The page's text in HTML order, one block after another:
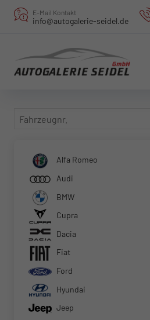
E-Mail Kontakt
info@autogalerie-seidel.de
Fahrzeugnr.
Alfa Romeo
Audi
BMW
Cupra
Dacia
Fiat
Ford
Hyundai
Jeep